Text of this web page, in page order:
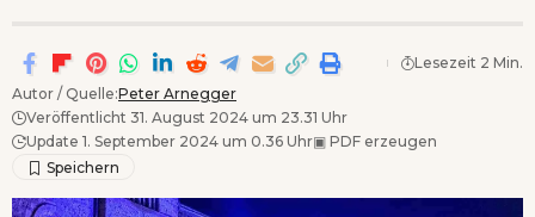
Autor / Quelle:Peter Arnegger
Veröffentlicht 31. August 2024 um 23.31 Uhr
Update 1. September 2024 um 0.36 Uhr▣ PDF erzeugen
Lesezeit 2 Min.